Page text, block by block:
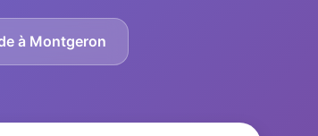
à Montgeron